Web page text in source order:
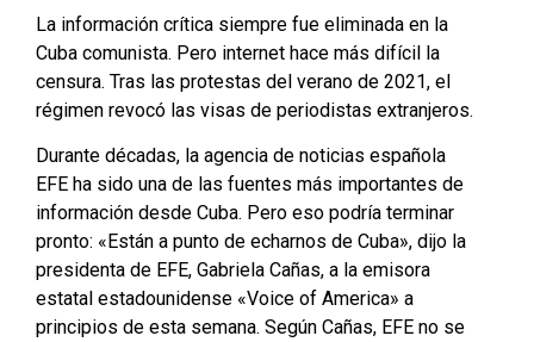
La información crítica siempre fue eliminada en la
Cuba comunista. Pero internet hace más difícil la
censura. Tras las protestas del verano de 2021, el
régimen revocó las visas de periodistas extranjeros.
Durante décadas, la agencia de noticias española
EFE ha sido una de las fuentes más importantes de
información desde Cuba. Pero eso podría terminar
pronto: «Están a punto de echarnos de Cuba», dijo la
presidenta de EFE, Gabriela Cañas, a la emisora
estatal estadounidense «Voice of America» a
principios de esta semana. Según Cañas, EFE no se